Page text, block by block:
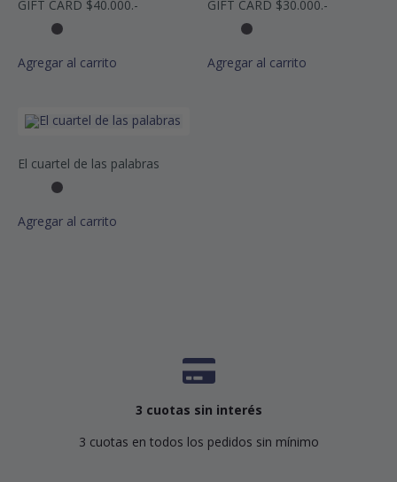
GIFT CARD $40.000.-
Agregar al carrito
GIFT CARD $30.000.-
Agregar al carrito
El cuartel de las palabras
Agregar al carrito
3 cuotas sin interés
3 cuotas en todos los pedidos sin mínimo